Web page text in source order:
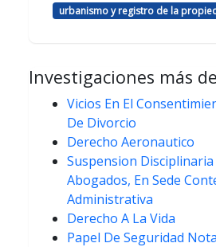
urbanismo y registro de la
Investigaciones más
Vicios En El
De Divorcio
Derecho Aeronautico
Suspension
Abogados, En Sede
Administrativa
Derecho A La Vida
Papel De Seguridad